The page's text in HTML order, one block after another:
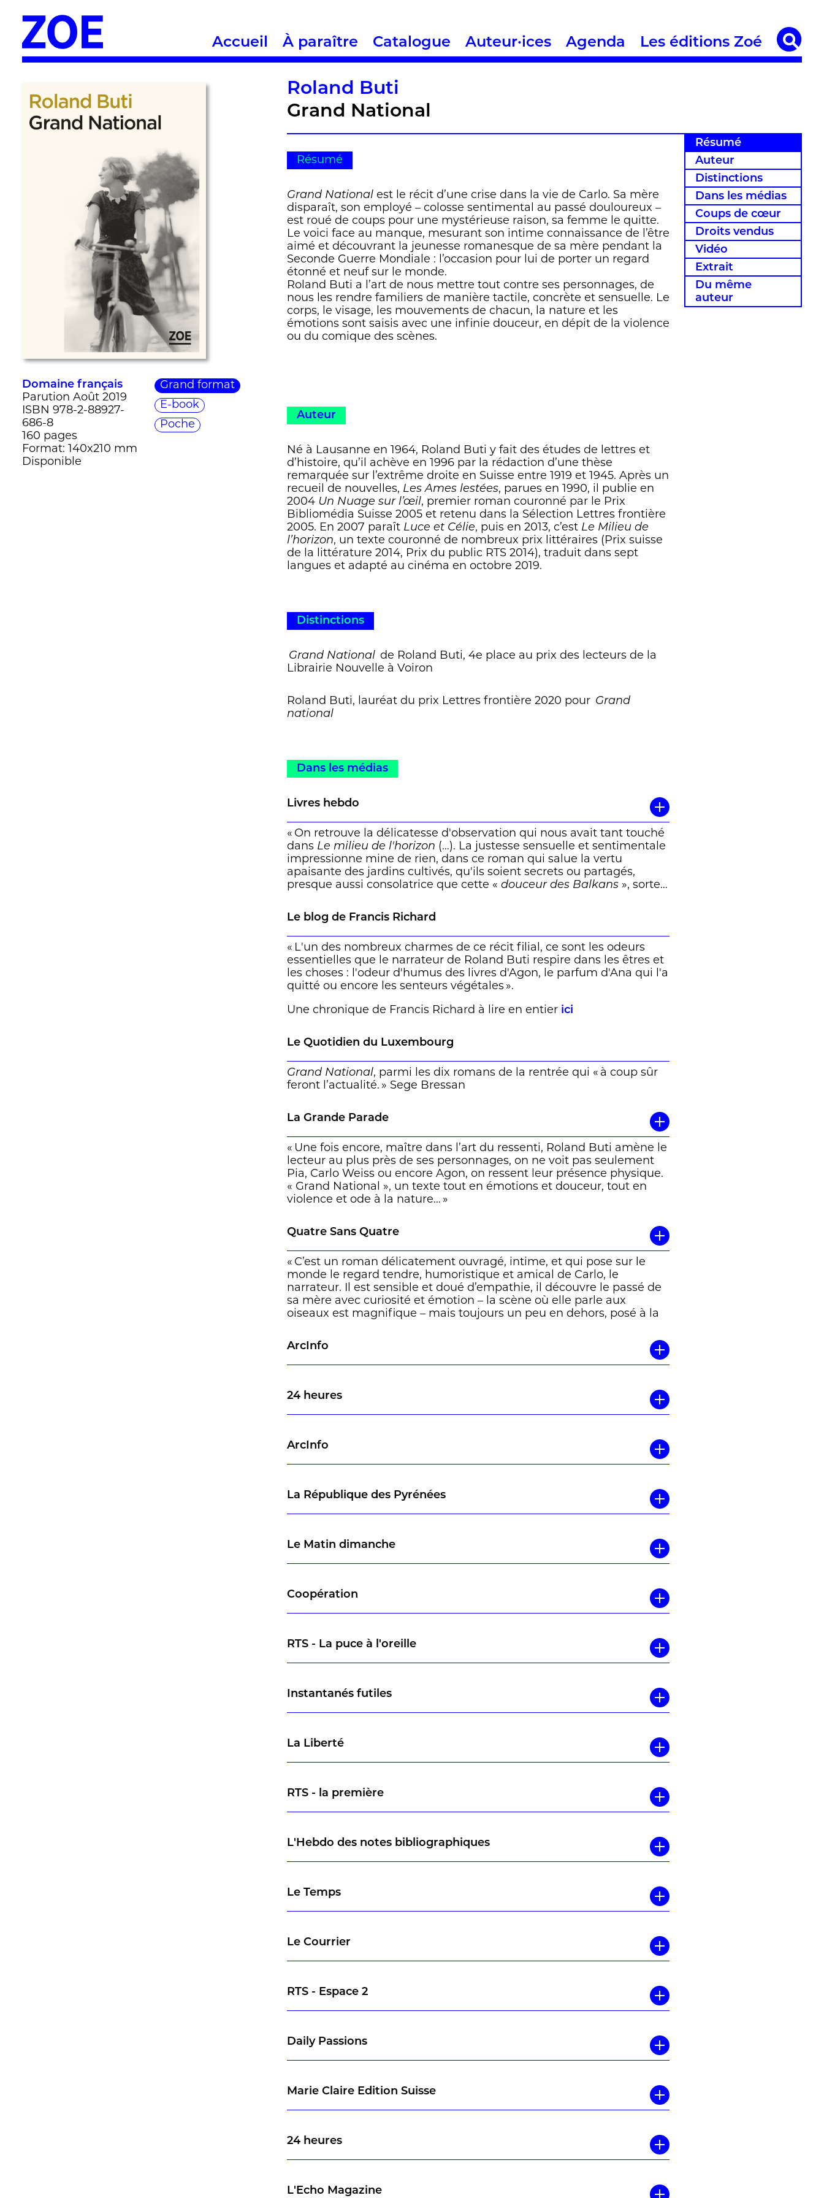
Accueil À paraître Catalogue Auteur·ices Agenda Les éditions Zoé
Domaine français
Parution Août 2019
ISBN 978-2-88927-
686-8
160 pages
Format: 140x210 mm
Disponible
Grand format
E-book
Poche
Roland Buti
Grand National
Résumé
Auteur
Distinctions
Dans les médias
Coups de cœur
Droits vendus
Vidéo
Extrait
Du même
auteur
Résumé
Grand National est le récit d’une crise dans la vie de Carlo. Sa mère
disparaît, son employé – colosse sentimental au passé douloureux –
est roué de coups pour une mystérieuse raison, sa femme le quitte.
Le voici face au manque, mesurant son intime connaissance de l’être
aimé et découvrant la jeunesse romanesque de sa mère pendant la
Seconde Guerre Mondiale : l’occasion pour lui de porter un regard
étonné et neuf sur le monde.
Roland Buti a l’art de nous mettre tout contre ses personnages, de
nous les rendre familiers de manière tactile, concrète et sensuelle. Le
corps, le visage, les mouvements de chacun, la nature et les
émotions sont saisis avec une infinie douceur, en dépit de la violence
ou du comique des scènes.
Auteur
Né à Lausanne en 1964, Roland Buti y fait des études de lettres et
d’histoire, qu’il achève en 1996 par la rédaction d’une thèse
remarquée sur l’extrême droite en Suisse entre 1919 et 1945. Après un
recueil de nouvelles, Les Ames lestées, parues en 1990, il publie en
2004 Un Nuage sur l’œil, premier roman couronné par le Prix
Bibliomédia Suisse 2005 et retenu dans la Sélection Lettres frontière
2005. En 2007 paraît Luce et Célie, puis en 2013, c’est Le Milieu de
l’horizon, un texte couronné de nombreux prix littéraires (Prix suisse
de la littérature 2014, Prix du public RTS 2014), traduit dans sept
langues et adapté au cinéma en octobre 2019.
Distinctions
Grand National de Roland Buti, 4e place au prix des lecteurs de la
Librairie Nouvelle à Voiron
Roland Buti, lauréat du prix Lettres frontière 2020 pour Grand
national
Dans les médias
Livres hebdo
« On retrouve la délicatesse d'observation qui nous avait tant touché
dans Le milieu de l'horizon (…). La justesse sensuelle et sentimentale
impressionne mine de rien, dans ce roman qui salue la vertu
apaisante des jardins cultivés, qu'ils soient secrets ou partagés,
presque aussi consolatrice que cette « douceur des Balkans », sorte
traditionnelle du pays laissé derrière lui. » Véronique Rossignol
Le blog de Francis Richard
« L'un des nombreux charmes de ce récit filial, ce sont les odeurs
essentielles que le narrateur de Roland Buti respire dans les êtres et
les choses : l'odeur d'humus des livres d'Agon, le parfum d'Ana qui l'a
quitté ou encore les senteurs végétales ».
Une chronique de Francis Richard à lire en entier ici
Le Quotidien du Luxembourg
Grand National, parmi les dix romans de la rentrée qui « à coup sûr
feront l’actualité. » Sege Bressan
La Grande Parade
« Une fois encore, maître dans l’art du ressenti, Roland Buti amène le
lecteur au plus près de ses personnages, on ne voit pas seulement
Pia, Carlo Weiss ou encore Agon, on ressent leur présence physique.
« Grand National », un texte tout en émotions et douceur, tout en
violence et ode à la nature… »
Quatre Sans Quatre
« C’est un roman délicatement ouvragé, intime, et qui pose sur le
monde le regard tendre, humoristique et amical de Carlo, le
narrateur. Il est sensible et doué d’empathie, il découvre le passé de
sa mère avec curiosité et émotion – la scène où elle parle aux
oiseaux est magnifique – mais toujours un peu en dehors, posé à la
Une chronique de Dance Flore à lire en entier
ArcInfo
24 heures
ArcInfo
La République des Pyrénées
Le Matin dimanche
Coopération
RTS - La puce à l'oreille
Instantanés futiles
La Liberté
RTS - la première
L'Hebdo des notes bibliographiques
Le Temps
Le Courrier
RTS - Espace 2
Daily Passions
Marie Claire Edition Suisse
24 heures
L'Echo Magazine